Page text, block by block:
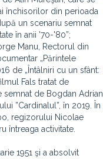
închisorilor din perioada
un scenariu semnat
în anii '70-'80”;
Manu, Rectorul din
„Părintele
de „Întâlniri cu un sfânt:
Fals tratat de
semnat de Bogdan Adrian
”Cardinalul”, în 2019. În
regizorului Nicolae
întreaga activitate.
1951 şi a absolvit